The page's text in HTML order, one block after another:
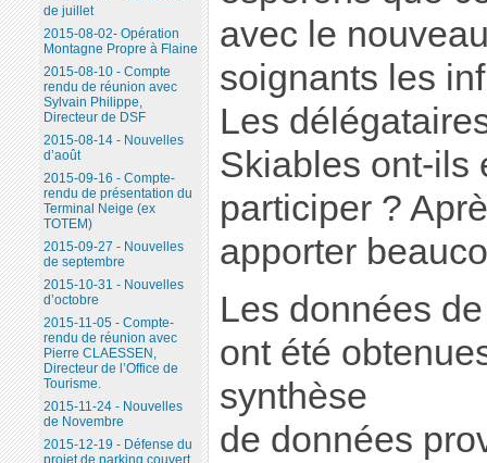
avec le
soignants les
Les
Skiables ont-ils
participer ?
apporter
Les données
ont été
synthèse
de données
de juillet
2015-08-02- Opération
Montagne Propre à Flaine
2015-08-10 - Compte
rendu de réunion avec
Sylvain Philippe,
Directeur de DSF
2015-08-14 - Nouvelles
d’août
2015-09-16 - Compte-
rendu de présentation du
Terminal Neige (ex
TOTEM)
2015-09-27 - Nouvelles
de septembre
2015-10-31 - Nouvelles
d’octobre
2015-11-05 - Compte-
rendu de réunion avec
Pierre CLAESSEN,
Directeur de l’Office de
Tourisme.
2015-11-24 - Nouvelles
de Novembre
2015-12-19 - Défense du